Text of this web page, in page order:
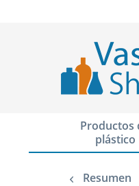
Productos
plástico
Resumen